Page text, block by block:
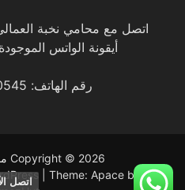
اتصل مع محامي نخبة
أيقونة الواتس
رقم الهاتف: 0966534800545
Copyright © 2026
Theme: Apace by
اتصل